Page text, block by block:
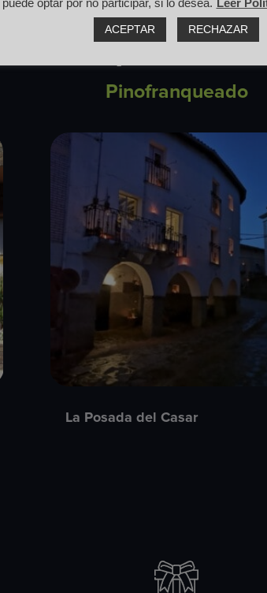
sitios para
Pinofranqueado
La Posada del Casar
puede optar por no participar, si lo desea. Leer
ACEPTAR RECHAZAR